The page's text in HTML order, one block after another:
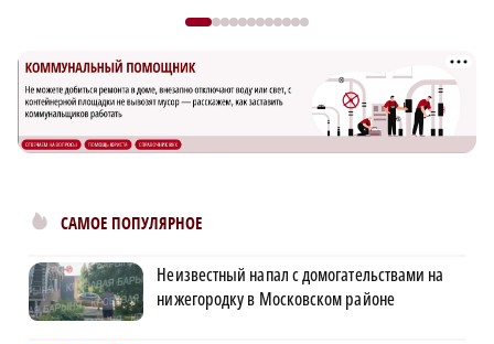
САМОЕ ПОПУЛЯРНОЕ
Неизвестный напал с домогательствами на
нижегородку в Московском районе